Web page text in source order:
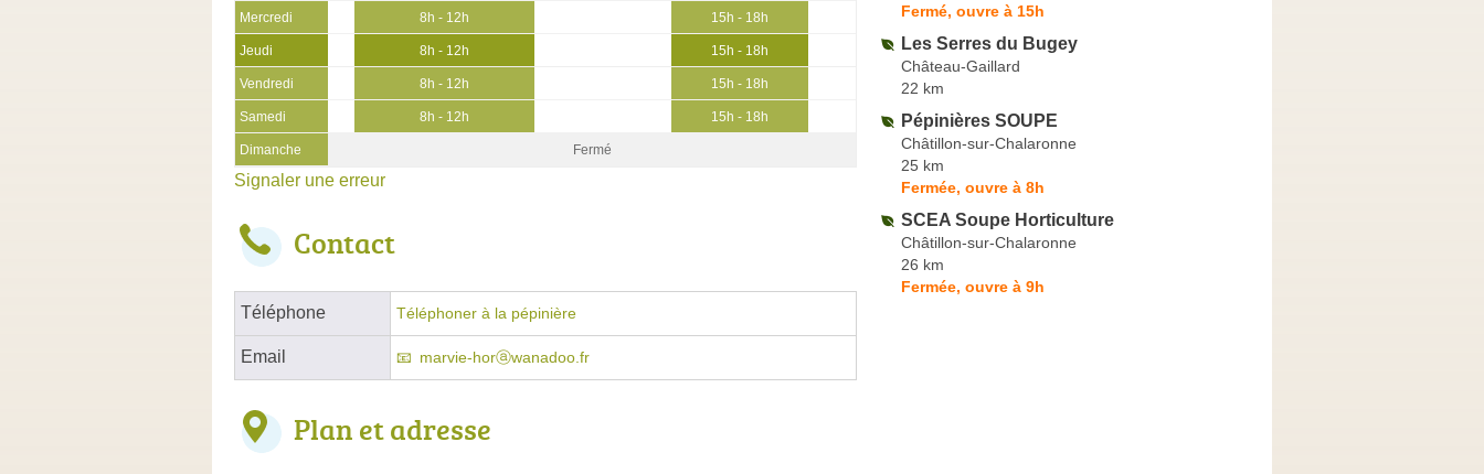
Mercredi 8h - 12h 15h - 18h
Jeudi 8h - 12h 15h - 18h
Vendredi 8h - 12h 15h - 18h
Samedi 8h - 12h 15h - 18h
Dimanche Fermé
Signaler une erreur
Contact
Téléphone Téléphoner à la pépinière
Email marvie-horⓐwanadoo.fr
Plan et adresse
Fermé, ouvre à 15h
Les Serres du Bugey
Château-Gaillard
22 km
Pépinières SOUPE
Châtillon-sur-Chalaronne
25 km
Fermée, ouvre à 8h
SCEA Soupe Horticulture
Châtillon-sur-Chalaronne
26 km
Fermée, ouvre à 9h